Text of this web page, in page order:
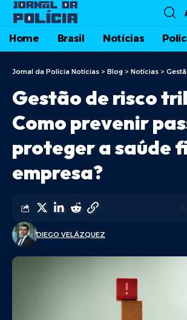
Home Brasil Notícias
Jornal da Polícia Notícias > Blog > Notícias > Gestão de risco
Gestão de risco
Como prevenir
proteger a saúde
empresa?
DIEGO VELÁZQUEZ